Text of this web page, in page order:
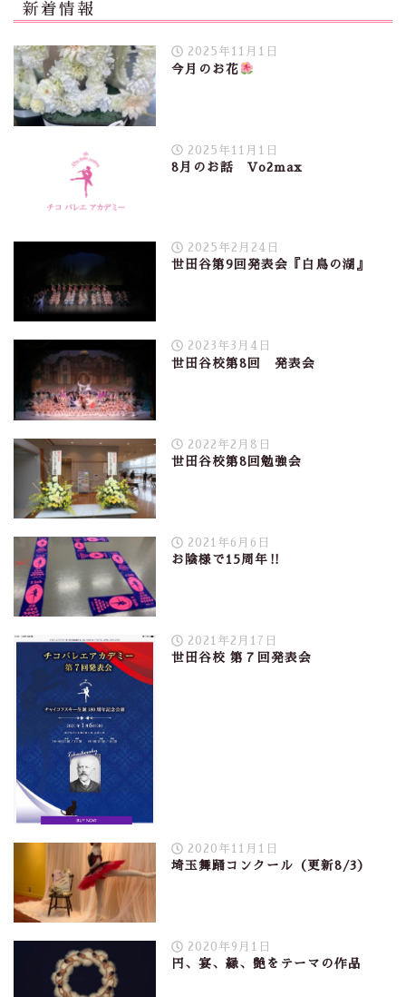
新着情報
2025年11月1日
今月のお花
2025年11月1日
8月のお話 Vo2max
2025年2月24日
世田谷第9回発表会『白鳥の湖』
2023年3月4日
世田谷校第8回 発表会
2022年2月8日
世田谷校第8回勉強会
2021年6月6日
お陰様で15周年‼︎
2021年2月17日
世田谷校 第７回発表会
2020年11月1日
埼玉舞踊コンクール（更新8/3）
2020年9月1日
円、宴、縁、艶をテーマの作品